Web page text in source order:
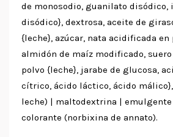
de monosodio, guanilato disódico,
disódico}, dextrosa, aceite de
{leche}, azúcar, nata acidificada en
almidón de maíz modificado,
polvo {leche}, jarabe de glucosa,
cítrico, ácido láctico, ácido
leche) | maltodextrina | emulgente
colorante (norbixina de annato).